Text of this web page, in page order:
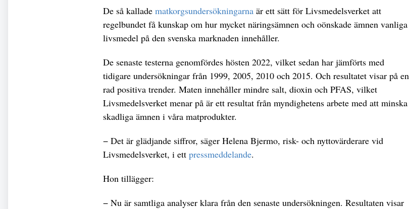
De så kallade matkorgsundersökningarna är ett sätt för Livsmedelsverket att
regelbundet få kunskap om hur mycket näringsämnen och oönskade ämnen vanliga
livsmedel på den svenska marknaden innehåller.
De senaste testerna genomfördes hösten 2022, vilket sedan har jämförts med
tidigare undersökningar från 1999, 2005, 2010 och 2015. Och resultatet visar på en
rad positiva trender. Maten innehåller mindre salt, dioxin och PFAS, vilket
Livsmedelsverket menar på är ett resultat från myndighetens arbete med att minska
skadliga ämnen i våra matprodukter.
− Det är glädjande siffror, säger Helena Bjermo, risk- och nyttovärderare vid
Livsmedelsverket, i ett pressmeddelande.
Hon tillägger:
− Nu är samtliga analyser klara från den senaste undersökningen. Resultaten visar